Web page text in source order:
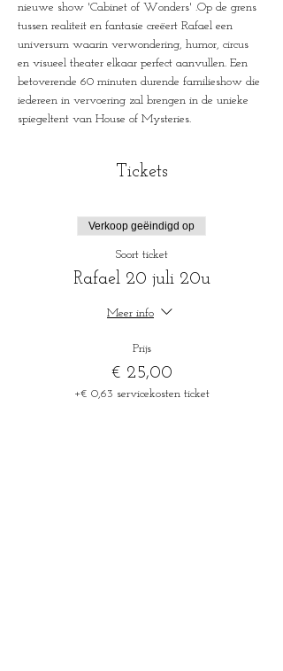
nieuwe show 'Cabinet of Wonders' .Op de grens
tussen realiteit en fantasie creëert Rafael een
universum waarin verwondering, humor, circus
en visueel theater elkaar perfect aanvullen. Een
betoverende 60 minuten durende familieshow die
iedereen in vervoering zal brengen in de unieke
spiegeltent van House of Mysteries.
Tickets
Verkoop geëindigd op
Soort ticket
Rafael 20 juli 20u
Meer info
Prijs
€ 25,00
+€ 0,63 servicekosten ticket